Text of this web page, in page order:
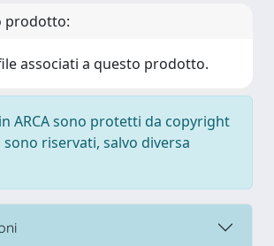
prodotto:
associati a questo prodotto.
ARCA sono protetti da copyright
riservati, salvo diversa